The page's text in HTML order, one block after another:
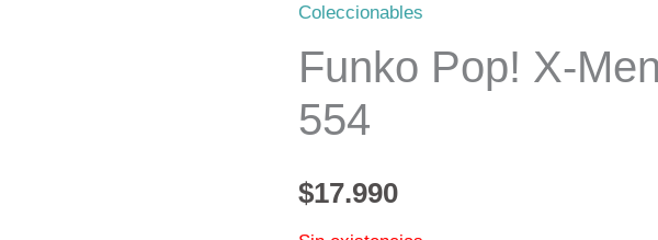
Coleccionables
Funko Pop! X-
554
$17.990